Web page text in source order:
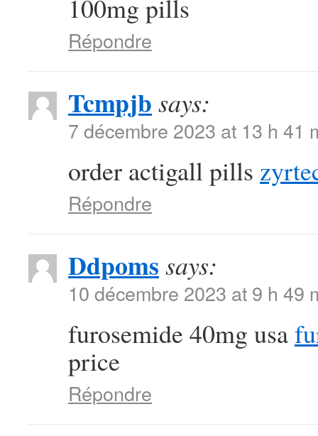
100mg pills
Répondre
Tcmpjb says:
7 décembre 2023 at 13 h 41
order actigall pills
Répondre
Ddpoms says:
10 décembre 2023 at 9 h 49
furosemide 40mg usa
price
Répondre